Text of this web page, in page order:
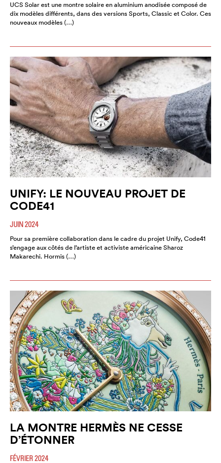
UCS Solar est une montre solaire en aluminium anodisée composé de
dix modèles différents, dans des versions Sports, Classic et Color. Ces
nouveaux modèles (…)
UNIFY: LE NOUVEAU PROJET DE
CODE41
JUIN 2024
Pour sa première collaboration dans le cadre du projet Unify, Code41
s’engage aux côtés de l’artiste et activiste américaine Sharoz
Makarechi. Hormis (…)
LA MONTRE HERMÈS NE CESSE
D’ÉTONNER
FÉVRIER 2024